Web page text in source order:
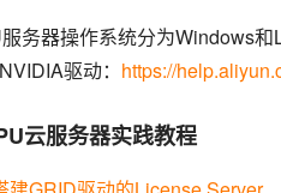
务器操作系统分为Windows和
驱动： https://
云服务器实践教程